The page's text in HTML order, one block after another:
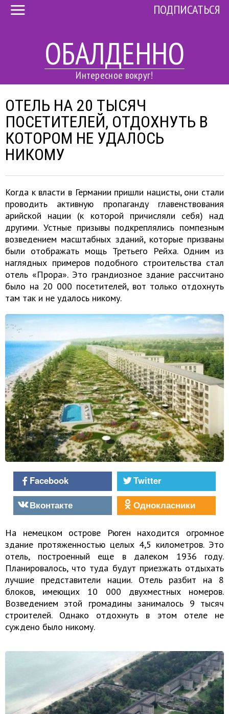
ОБАЛДЕННО
Интересное вокруг!
ПОДПИСАТЬСЯ
ОТЕЛЬ НА 20 ТЫСЯЧ
ПОСЕТИТЕЛЕЙ, ОТДОХНУТЬ В
КОТОРОМ НЕ УДАЛОСЬ
НИКОМУ
Когда к власти в Германии пришли нацисты, они стали
проводить активную пропаганду главенствования
арийской нации (к которой причисляли себя) над
другими. Устные призывы подкреплялись помпезным
возведением масштабных зданий, которые призваны
были отображать мощь Третьего Рейха. Одним из
наглядных примеров подобного строительства стал
отель «Прора». Это грандиозное здание рассчитано
было на 20 000 посетителей, вот только отдохнуть
там так и не удалось никому.
Facebook
Twitter
Вконтакте
Однокласники
На немецком острове Рюген находится огромное
здание протяженностью целых 4,5 километров. Это
отель, построенный еще в далеком 1936 году.
Планировалось, что туда будут приезжать отдыхать
лучшие представители нации. Отель разбит на 8
блоков, имеющих 10 000 двухместных номеров.
Возведением этой громадины занималось 9 тысяч
строителей. Однако отдохнуть в этом отеле не
суждено было никому.